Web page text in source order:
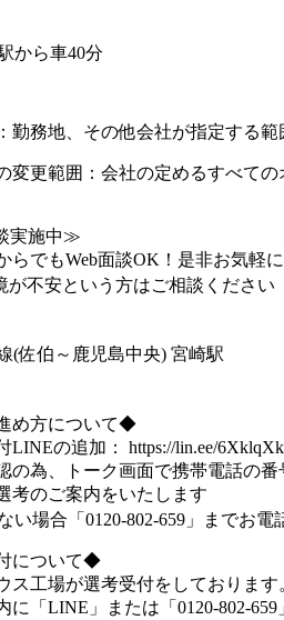
から車40分
勤務地、その他会社が指定する範
変更範囲：会社の定めるすべての
実施中≫
らでもWeb面談OK！是非お気軽
が不安という方はご相談ください
(佐伯～鹿児島中央) 宮崎駅
め方について◆
LINEの追加： https://lin.ee/6XklqXk
の為、トーク画面で携帯電話の
考のご案内をいたします
い場合「0120-802-659」までお電
について◆
ス工場が選考受付をしております
に「LINE」または「0120-802-